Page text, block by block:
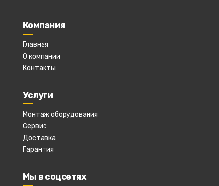
Компания
Главная
О компании
Контакты
Услуги
Монтаж оборудования
Сервис
Доставка
Гарантия
Мы в соцсетях